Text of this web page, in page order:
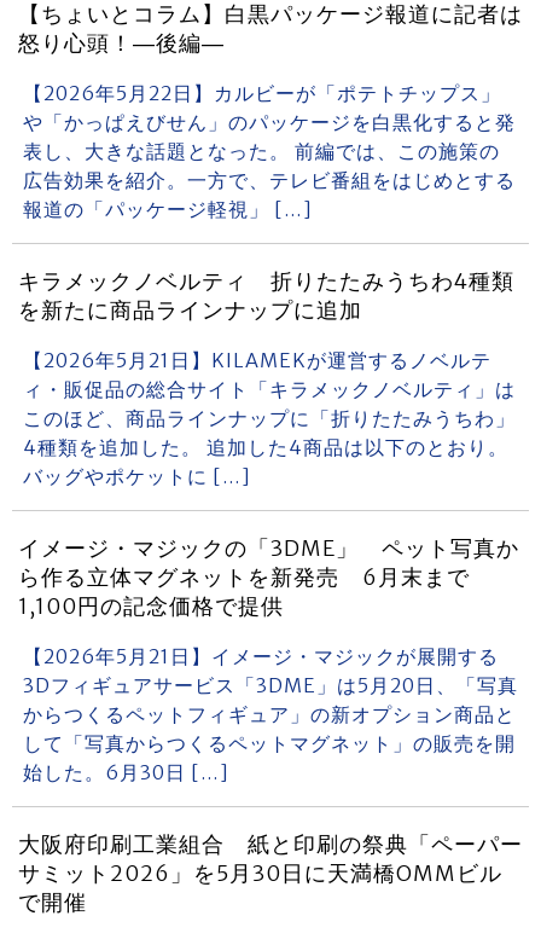
【ちょいとコラム】白黒パッケージ報道に記者は
怒り心頭！―後編―
【2026年5月22日】カルビーが「ポテトチップス」
や「かっぱえびせん」のパッケージを白黒化すると発
表し、大きな話題となった。 前編では、この施策の
広告効果を紹介。一方で、テレビ番組をはじめとする
報道の「パッケージ軽視」 […]
キラメックノベルティ 折りたたみうちわ4種類
を新たに商品ラインナップに追加
【2026年5月21日】KILAMEKが運営するノベルテ
ィ・販促品の総合サイト「キラメックノベルティ」は
このほど、商品ラインナップに「折りたたみうちわ」
4種類を追加した。 追加した4商品は以下のとおり。
バッグやポケットに […]
イメージ・マジックの「3DME」 ペット写真か
ら作る立体マグネットを新発売 6月末まで
1,100円の記念価格で提供
【2026年5月21日】イメージ・マジックが展開する
3Dフィギュアサービス「3DME」は5月20日、「写真
からつくるペットフィギュア」の新オプション商品と
して「写真からつくるペットマグネット」の販売を開
始した。6月30日 […]
大阪府印刷工業組合 紙と印刷の祭典「ペーパー
サミット2026」を5月30日に天満橋OMMビル
で開催